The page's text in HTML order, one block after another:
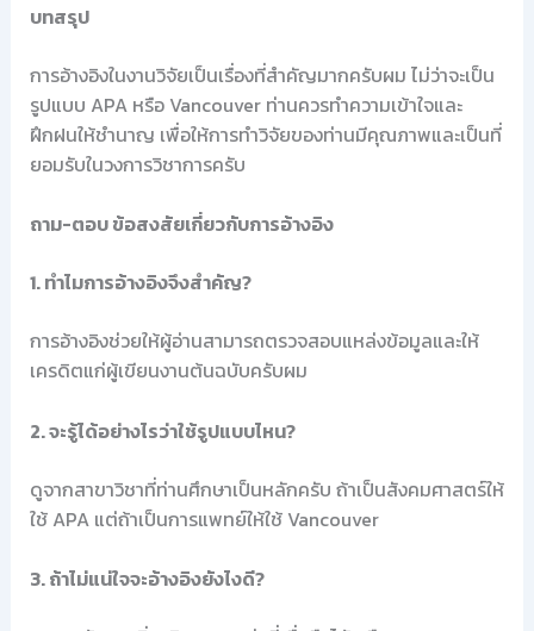
บทสรุป
การอ้างอิงในงานวิจัยเป็นเรื่องที่สำคัญมากครับผม ไม่ว่าจะเป็น
รูปแบบ APA หรือ Vancouver ท่านควรทำความเข้าใจและ
ฝึกฝนให้ชำนาญ เพื่อให้การทำวิจัยของท่านมีคุณภาพและเป็นที่
ยอมรับในวงการวิชาการครับ
ถาม-ตอบ ข้อสงสัยเกี่ยวกับการอ้างอิง
1. ทำไมการอ้างอิงจึงสำคัญ?
การอ้างอิงช่วยให้ผู้อ่านสามารถตรวจสอบแหล่งข้อมูลและให้
เครดิตแก่ผู้เขียนงานต้นฉบับครับผม
2. จะรู้ได้อย่างไรว่าใช้รูปแบบไหน?
ดูจากสาขาวิชาที่ท่านศึกษาเป็นหลักครับ ถ้าเป็นสังคมศาสตร์ให้
ใช้ APA แต่ถ้าเป็นการแพทย์ให้ใช้ Vancouver
3. ถ้าไม่แน่ใจจะอ้างอิงยังไงดี?